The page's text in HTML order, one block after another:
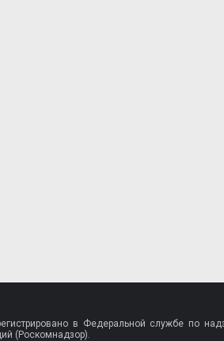
в Федеральной службе по
(Роскомнадзор).